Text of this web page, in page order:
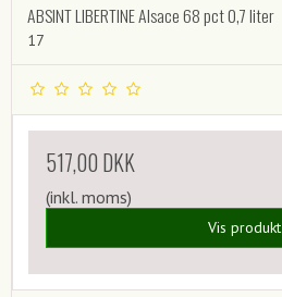
ABSINT LIBERTINE Alsace 68 pct 0,7 liter
17
517,00 DKK
(inkl. moms)
Vis produkt